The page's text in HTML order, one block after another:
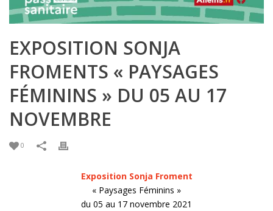
EXPOSITION SONJA
FROMENTS « PAYSAGES
FÉMININS » DU 05 AU 17
NOVEMBRE
0
Exposition Sonja Froment
« Paysages Féminins »
du 05 au 17 novembre 2021